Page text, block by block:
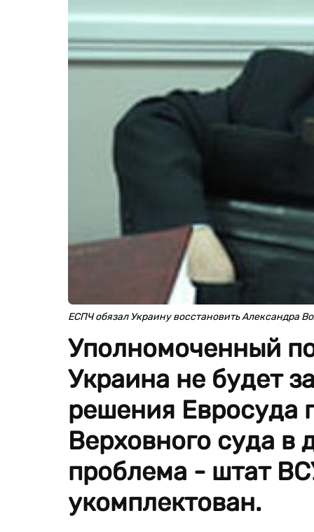
ЕСПЧ обязал Украину восстановить Александра
Уполномоченный
Украина не будет
решения Евросуда
Верховного суда в
проблема - штат
укомплектован.